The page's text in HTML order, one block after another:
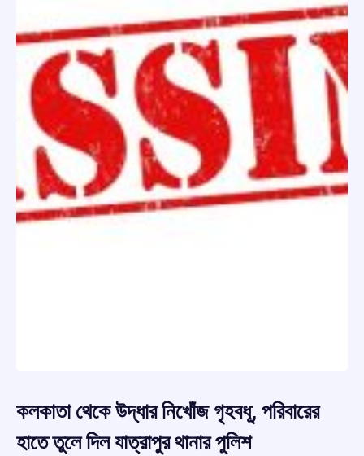
কলকাতা থেকে উদ্ধার নিখোঁজ গৃহবধূ, পরিবারের
হাতে তুলে দিল যাত্রাপুর থানার পুলিশ